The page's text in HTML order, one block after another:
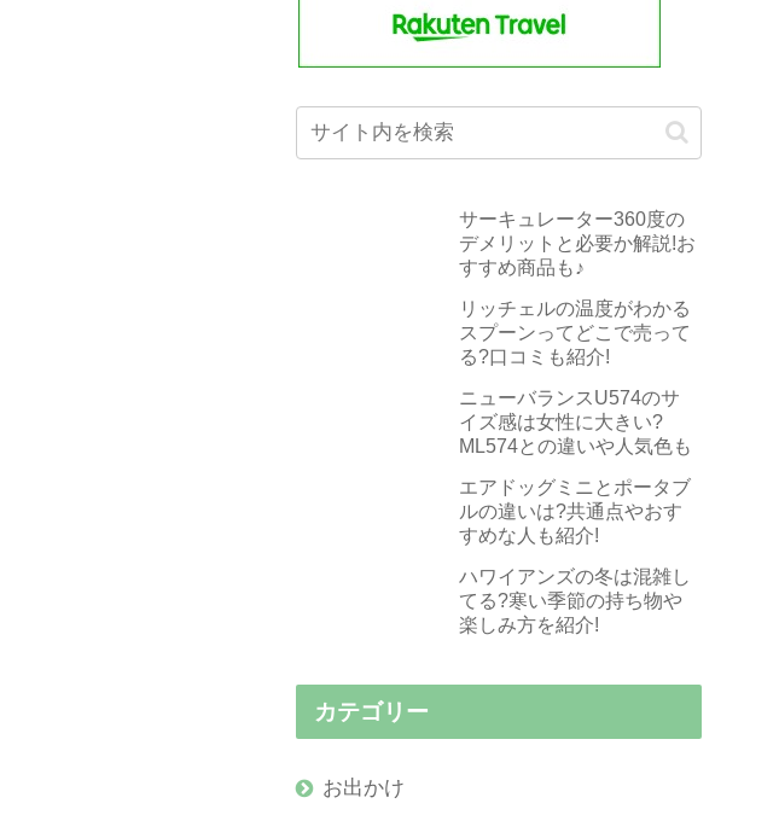
サーキュレーター360度の
デメリットと必要か解説!お
すすめ商品も♪
リッチェルの温度がわかる
スプーンってどこで売って
る?口コミも紹介!
ニューバランスU574のサ
イズ感は女性に大きい?
ML574との違いや人気色も
エアドッグミニとポータブ
ルの違いは?共通点やおす
すめな人も紹介!
ハワイアンズの冬は混雑し
てる?寒い季節の持ち物や
楽しみ方を紹介!
カテゴリー
お出かけ